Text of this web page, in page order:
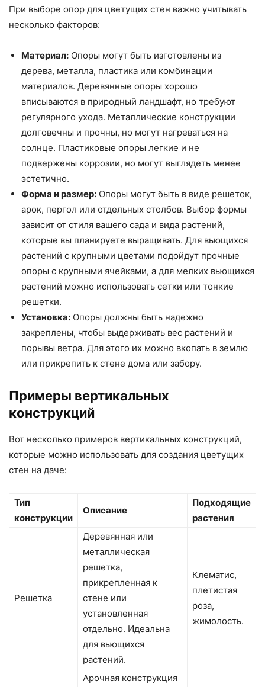
При выборе опор для цветущих стен важно учитывать
несколько факторов:
Материал: Опоры могут быть изготовлены из
дерева, металла, пластика или комбинации
материалов. Деревянные опоры хорошо
вписываются в природный ландшафт, но требуют
регулярного ухода. Металлические конструкции
долговечны и прочны, но могут нагреваться на
солнце. Пластиковые опоры легкие и не
подвержены коррозии, но могут выглядеть менее
эстетично.
Форма и размер: Опоры могут быть в виде решеток,
арок, пергол или отдельных столбов. Выбор формы
зависит от стиля вашего сада и вида растений,
которые вы планируете выращивать. Для вьющихся
растений с крупными цветами подойдут прочные
опоры с крупными ячейками, а для мелких вьющихся
растений можно использовать сетки или тонкие
решетки.
Установка: Опоры должны быть надежно
закреплены, чтобы выдерживать вес растений и
порывы ветра. Для этого их можно вкопать в землю
или прикрепить к стене дома или забору.
Примеры вертикальных
конструкций
Вот несколько примеров вертикальных конструкций,
которые можно использовать для создания цветущих
стен на даче:
Тип
конструкции
Описание
Подходящие
растения
Решетка
Деревянная или
металлическая
решетка,
прикрепленная к
стене или
установленная
отдельно. Идеальна
для вьющихся
растений.
Клематис,
плетистая
роза,
жимолость.
Арочная конструкция